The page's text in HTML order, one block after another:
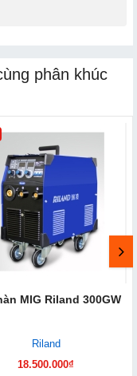
phân khúc
MIG Riland 300GW
Riland
18.500.000₫